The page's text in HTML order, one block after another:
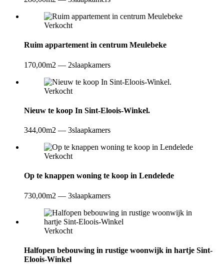
Verkocht
Ruim appartement in centrum Meulebeke
170,00m2 — 2slaapkamers
Verkocht
Nieuw te koop In Sint-Eloois-Winkel.
344,00m2 — 3slaapkamers
Verkocht
Op te knappen woning te koop in Lendelede
730,00m2 — 3slaapkamers
Verkocht
Halfopen bebouwing in rustige woonwijk in hartje Sint-
Eloois-Winkel